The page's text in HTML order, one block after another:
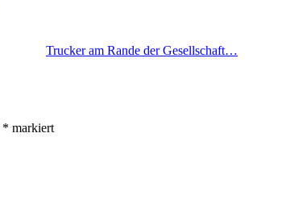
Trucker am Rande der Gesellschaft…
* markiert